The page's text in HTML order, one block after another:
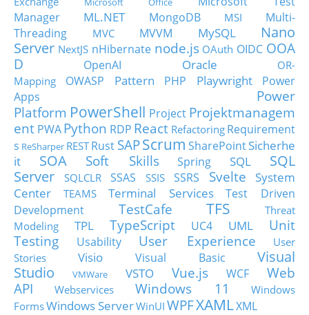
Manager
ML.NET MongoDB MSI
Multi-
Threading
MVC MVVM MySQL
Nano
Server NextJS nHibernate node.js OAuth OIDC OOA
D
OpenAI Oracle
OR-
Mapping
OWASP Pattern PHP Playwright
Power
Apps
Power
Platform PowerShell Project Projektmanagem
ent PWA Python RDP React Refactoring Requirement
s ReSharper RESTRust SAPScrum SharePointSicherhe
it
SOA Soft Skills Spring SQL
SQL
Server
SQLCLR SSAS SSIS SSRS Svelte
System
Center
TEAMS Terminal Services
Test Driven
Development
TestCafe TFS
Threat
Modeling
TPL TypeScript UC4 UML
Unit
Testing
Usability User Experience
User
Stories
Visio Visual Basic
Visual
Studio
VMWare VSTO Vue.js WCF
Web
API
Webservices Windows 11
Windows
FormsWindows ServerWinUI WPFXAMLXML